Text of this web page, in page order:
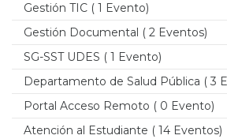
Gestión TIC ( 1 Evento)
Gestión Documental ( 2 Eventos)
SG-SST UDES ( 1 Evento)
Departamento de Salud Pública ( 3
Portal Acceso Remoto ( 0 Evento)
Atención al Estudiante ( 14 Eventos)